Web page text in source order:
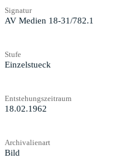
Signatur
AV Medien 18-31/782.1
Stufe
Einzelstueck
Entstehungszeitraum
18.02.1962
Archivalienart
Bild